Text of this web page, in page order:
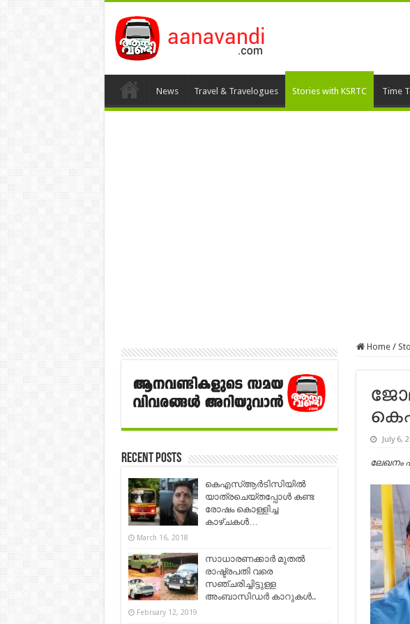
News Travel & Travelogues Stories with KSRTC Time
Home /
July 6,
ലേഖനം
Recent Posts
കെഎസ്ആര്‍ടിസിയില്‍
യാത്രചെയ്തപ്പോള്‍ കണ്ട
രോഷം കൊള്ളിച്ച
കാഴ്ചകള്‍…
March 16, 2018
സാധാരണക്കാര്‍ മുതല്‍
രാഷ്ട്രപതി വരെ
സഞ്ചരിച്ചിട്ടുള്ള
അംബാസിഡർ കാറുകൾ..
February 12, 2019